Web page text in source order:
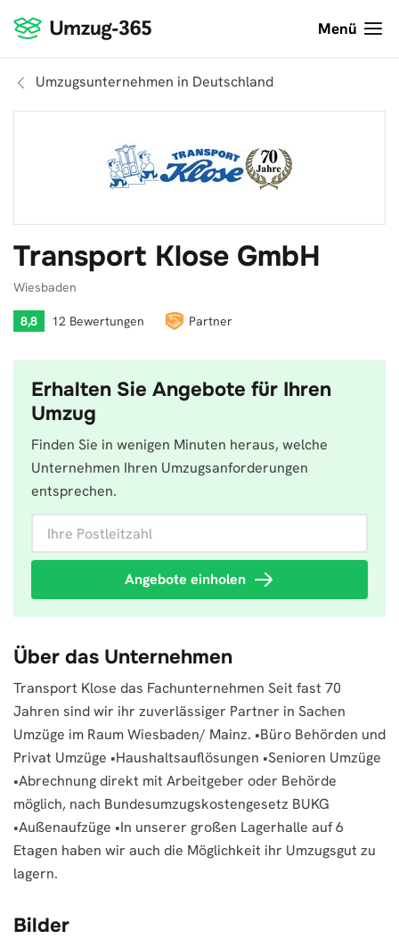
Menü
Umzugsunternehmen in Deutschland
Transport Klose GmbH
Wiesbaden
8,8 12 Bewertungen Partner
Erhalten Sie Angebote für Ihren
Umzug
Finden Sie in wenigen Minuten heraus, welche
Unternehmen Ihren Umzugsanforderungen
entsprechen.
Angebote einholen
Über das Unternehmen
Transport Klose das Fachunternehmen Seit fast 70
Jahren sind wir ihr zuverlässiger Partner in Sachen
Umzüge im Raum Wiesbaden/ Mainz. •Büro Behörden und
Privat Umzüge •Haushaltsauflösungen •Senioren Umzüge
•Abrechnung direkt mit Arbeitgeber oder Behörde
möglich, nach Bundesumzugskostengesetz BUKG
•Außenaufzüge •In unserer großen Lagerhalle auf 6
Etagen haben wir auch die Möglichkeit ihr Umzugsgut zu
lagern.
Bilder